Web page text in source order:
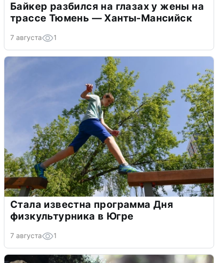
Байкер разбился на глазах у жены на
трассе Тюмень — Ханты-Мансийск
7 августа 1
Стала известна программа Дня
физкультурника в Югре
7 августа 1